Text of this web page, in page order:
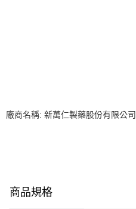
廠商名稱: 新萬仁製藥股份有限公司
商品規格